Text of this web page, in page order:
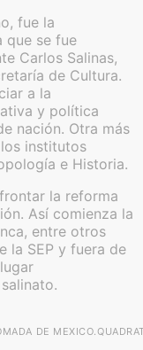
fue la
que se fue
Carlos Salinas,
de Cultura.
a la
y política
nación. Otra más
institutos
e Historia.
la reforma
Así comienza la
entre otros
la SEP y fuera de
DE